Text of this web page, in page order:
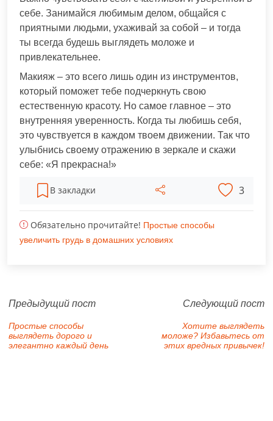
себе. Занимайся любимым делом, общайся с
приятными людьми, ухаживай за собой – и тогда
ты всегда будешь выглядеть моложе и
привлекательнее.
Макияж – это всего лишь один из инструментов,
который поможет тебе подчеркнуть свою
естественную красоту. Но самое главное – это
внутренняя уверенность. Когда ты любишь себя,
это чувствуется в каждом твоем движении. Так что
улыбнись своему отражению в зеркале и скажи
себе: «Я прекрасна!»
В закладки 3
Обязательно прочитайте! Простые способы
увеличить грудь в домашних условиях
Предыдущий пост
Простые способы
выглядеть дорого и
элегантно каждый день
Следующий пост
Хотите выглядеть
моложе? Избавьтесь от
этих вредных привычек!